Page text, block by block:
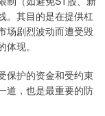
。其目的是在提供杠
场剧烈波动而遭受毁
现。
保护的资金和受约束
道，也是最重要的防